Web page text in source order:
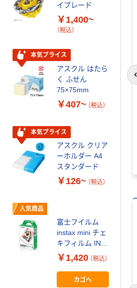
マルコメ 料亭の味 だし入
￥513~ （税込）
イブレード
￥1,400~
（税込）
本気プライス
アスクル はたら
く ふせん
75×75mm
￥407~ （税込）
本気プライス
アスクル クリア
ーホルダー A4
スタンダード
￥126~ （税込）
人気商品
富士フイルム
instax mini チェ
キフィルム INS
MINI JP1 1パッ
ク（10枚入り）
￥1,420 （税込）
カゴへ